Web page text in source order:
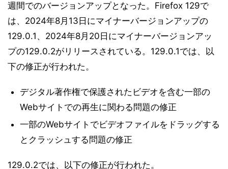
週間でのバージョンアップとなった。Firefox 129で
は、2024年8月13日にマイナーバージョンアップの
129.0.1、2024年8月20日にマイナーバージョンアッ
プの129.0.2がリリースされている。129.0.1では、以
下の修正が行われた。
デジタル著作権で保護されたビデオを含む一部の
Webサイトでの再生に関わる問題の修正
一部のWebサイトでビデオファイルをドラッグする
とクラッシュする問題の修正
129.0.2では、以下の修正が行われた。